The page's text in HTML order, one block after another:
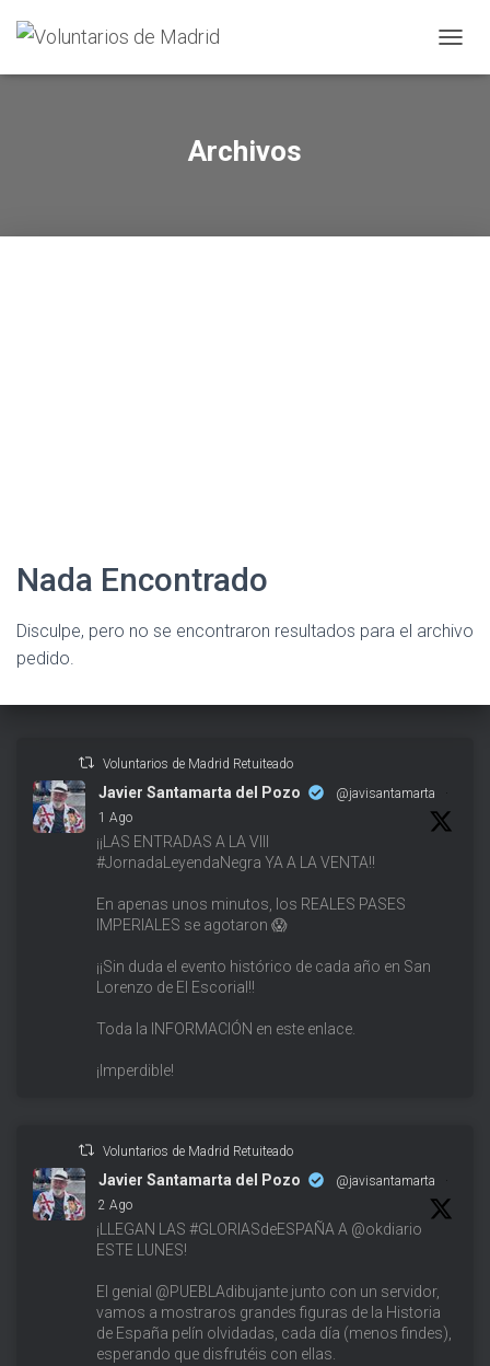
Archivos
Nada Encontrado
Disculpe, pero no se encontraron resultados para el archivo
pedido.
Voluntarios de Madrid Retuiteado
Javier Santamarta del Pozo @javisantamarta
·
1 Ago
¡¡LAS ENTRADAS A LA VIII
#JornadaLeyendaNegra YA A LA VENTA!!
En apenas unos minutos, los REALES PASES
IMPERIALES se agotaron 😱
¡¡Sin duda el evento histórico de cada año en San
Lorenzo de El Escorial!!
Toda la INFORMACIÓN en este enlace.
¡Imperdible!
Voluntarios de Madrid Retuiteado
Javier Santamarta del Pozo @javisantamarta
·
2 Ago
¡LLEGAN LAS #GLORIASdeESPAÑA A @okdiario
ESTE LUNES!
El genial @PUEBLAdibujante junto con un servidor,
vamos a mostraros grandes figuras de la Historia
de España pelín olvidadas, cada día (menos findes),
esperando que disfrutéis con ellas.